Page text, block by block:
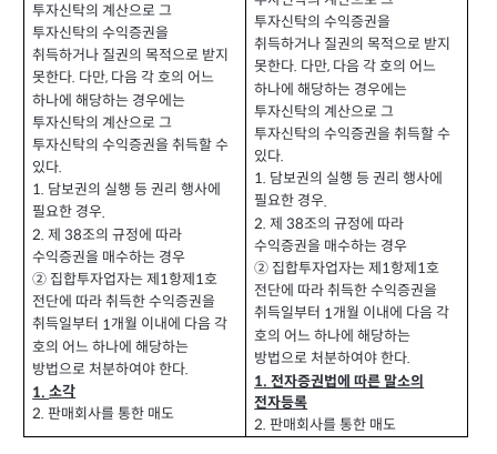
투자신탁의 계산으로 그
투자신탁의 수익증권을
취득하거나 질권의 목적으로 받지
못한다. 다만, 다음 각 호의 어느
하나에 해당하는 경우에는
투자신탁의 계산으로 그
투자신탁의 수익증권을 취득할 수
있다.
1. 담보권의 실행 등 권리 행사에
필요한 경우.
2.제 38조의 규정에 따라
수익증권을 매수하는 경우
② 집합투자업자는 제 1항제 1호
전단에 따라 취득한 수익증권을
취득일부터 1개월 이내에 다음 각
호의 어느 하나에 해당하는
방법으로 처분하여야 한다.
1.소각
2.판매회사를 통한 매도
투자신탁의 수익증권을
취득하거나 질권의 목적으로 받지
못한다. 다만, 다음 각 호의 어느
하나에 해당하는 경우에는
투자신탁의 계산으로 그
투자신탁의 수익증권을 취득할 수
있다.
1. 담보권의 실행 등 권리 행사에
필요한 경우.
2.제 38조의 규정에 따라
수익증권을 매수하는 경우
② 집합투자업자는 제 1항제 1호
전단에 따라 취득한 수익증권을
취득일부터 1개월 이내에 다음 각
호의 어느 하나에 해당하는
방법으로 처분하여야 한다.
1.전자증권법에 따른 말소의
전자등록
2.판매회사를 통한 매도